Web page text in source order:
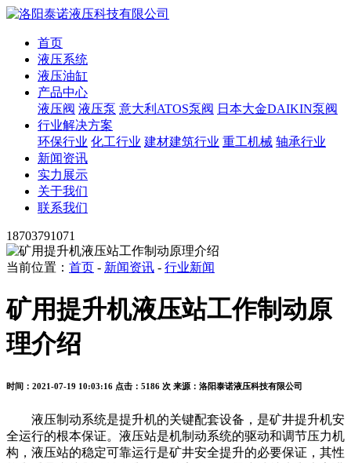
首页
液压系统
液压油缸
产品中心
液压阀 液压泵 意大利ATOS泵阀 日本大金DAIKIN泵阀
行业解决方案
环保行业 化工行业 建材建筑行业 重工机械 轴承行业
新闻资讯
实力展示
关于我们
联系我们
18703791071
当前位置： 首页 - 新闻资讯 - 行业新闻
矿用提升机液压站工作制动原
理介绍
时间：2021-07-19 10:03:16 点击：5186 次 来源：洛阳泰诺液压科技有限公司
液压制动系统是提升机的关键配套设备，是矿井提升机安
全运行的根本保证。液压站是机制动系统的驱动和调节压力机
构，液压站的稳定可靠运行是矿井安全提升的必要保证，其性